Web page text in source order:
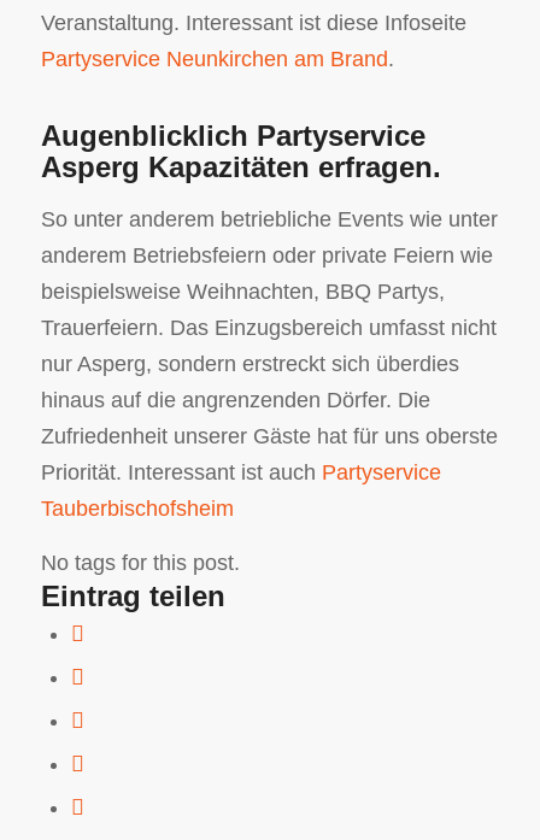
Veranstaltung. Interessant ist diese Infoseite
Partyservice Neunkirchen am Brand.
Augenblicklich Partyservice
Asperg Kapazitäten erfragen.
So unter anderem betriebliche Events wie unter
anderem Betriebsfeiern oder private Feiern wie
beispielsweise Weihnachten, BBQ Partys,
Trauerfeiern. Das Einzugsbereich umfasst nicht
nur Asperg, sondern erstreckt sich überdies
hinaus auf die angrenzenden Dörfer. Die
Zufriedenheit unserer Gäste hat für uns oberste
Priorität. Interessant ist auch Partyservice
Tauberbischofsheim
No tags for this post.
Eintrag teilen